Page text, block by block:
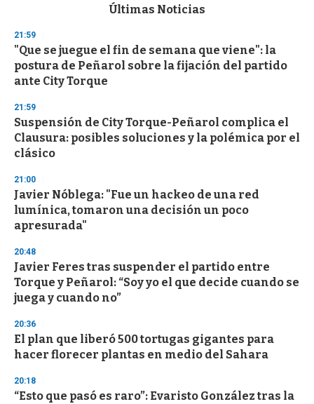
d
s
o
f
3
s
e
c
o
n
Últimas Noticias
21:59
"Que se juegue el fin de semana que viene": la
postura de Peñarol sobre la fijación del partido
ante City Torque
21:59
Suspensión de City Torque-Peñarol complica el
Clausura: posibles soluciones y la polémica por el
clásico
21:00
Javier Nóblega: "Fue un hackeo de una red
lumínica, tomaron una decisión un poco
apresurada"
20:48
Javier Feres tras suspender el partido entre
Torque y Peñarol: “Soy yo el que decide cuando se
juega y cuando no”
20:36
El plan que liberó 500 tortugas gigantes para
hacer florecer plantas en medio del Sahara
20:18
“Esto que pasó es raro”: Evaristo González tras la